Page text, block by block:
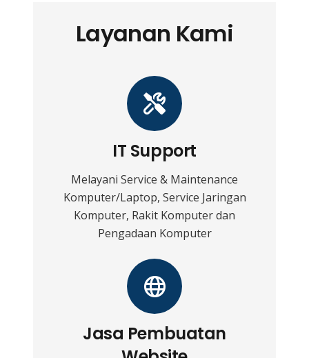
Layanan Kami
IT Support
Melayani Service & Maintenance
Komputer/Laptop, Service Jaringan
Komputer, Rakit Komputer dan
Pengadaan Komputer
Jasa Pembuatan